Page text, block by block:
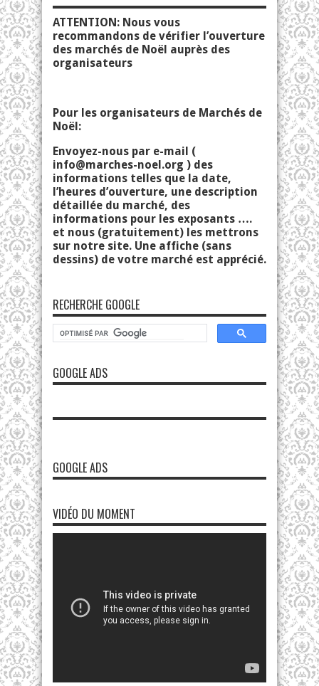
ATTENTION: Nous vous
recommandons de vérifier l’ouverture
des marchés de Noël auprès des
organisateurs
Pour les organisateurs de Marchés de
Noël:
Envoyez-nous par e-mail (
info@marches-noel.org ) des
informations telles que la date,
l’heures d’ouverture, une description
détaillée du marché, des
informations pour les exposants ….
et nous (gratuitement) les mettrons
sur notre site. Une affiche (sans
dessins) de votre marché est apprécié.
RECHERCHE GOOGLE
GOOGLE ADS
GOOGLE ADS
VIDÉO DU MOMENT